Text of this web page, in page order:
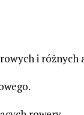
i różnych